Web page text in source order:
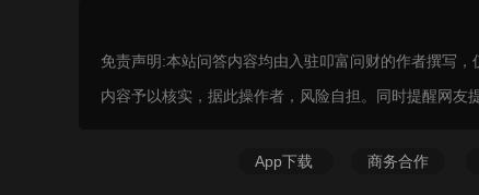
免责声明:本站问答内容均由入驻叩富问财的作者撰写
内容予以核实，据此操作者，风险自担。同时提醒网友
App下载 商务合作